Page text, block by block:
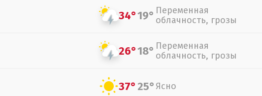
34°19° Переменная
облачность, грозы
26°18° Переменная
облачность, грозы
37°25° Ясно